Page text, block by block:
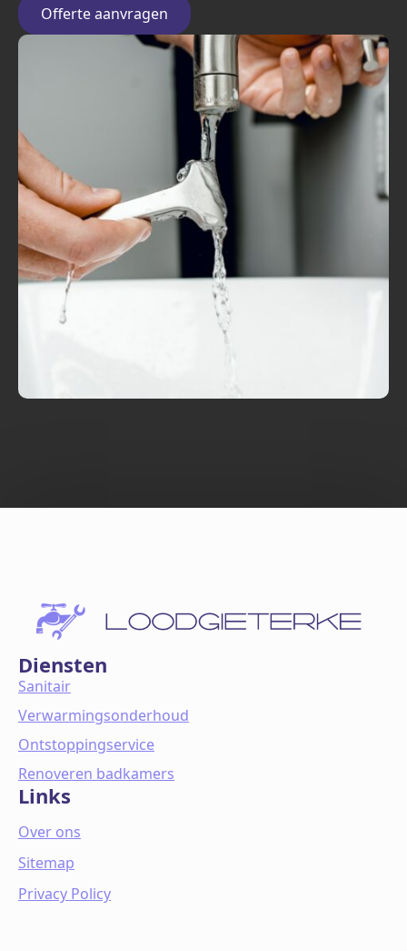
Offerte aanvragen
Diensten
Sanitair
Verwarmingsonderhoud
Ontstoppingservice
Renoveren badkamers
Links
Over ons
Sitemap
Privacy Policy